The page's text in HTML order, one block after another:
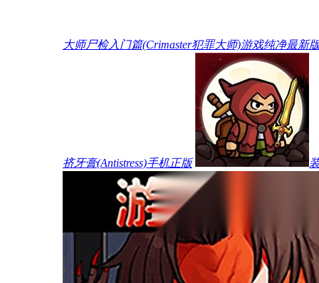
大师尸检入门篇(Crimaster犯罪大师)游戏纯净最新
挤牙膏(Antistress)手机正版